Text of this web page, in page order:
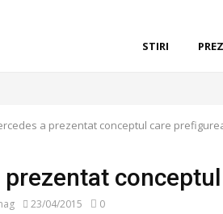
STIRI
a prezentat conceptul care
prezentat
23/04/2015 0